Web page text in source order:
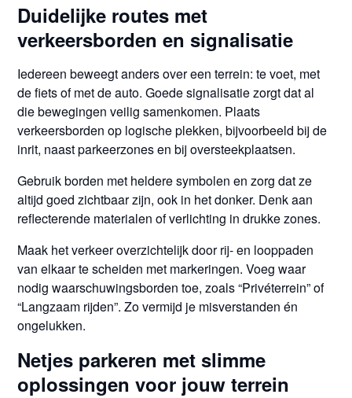
Duidelijke routes met
verkeersborden en signalisatie
Iedereen beweegt anders over een terrein: te voet, met
de fiets of met de auto. Goede signalisatie zorgt dat al
die bewegingen veilig samenkomen. Plaats
verkeersborden op logische plekken, bijvoorbeeld bij de
inrit, naast parkeerzones en bij oversteekplaatsen.
Gebruik borden met heldere symbolen en zorg dat ze
altijd goed zichtbaar zijn, ook in het donker. Denk aan
reflecterende materialen of verlichting in drukke zones.
Maak het verkeer overzichtelijk door rij- en looppaden
van elkaar te scheiden met markeringen. Voeg waar
nodig waarschuwingsborden toe, zoals “Privéterrein” of
“Langzaam rijden”. Zo vermijd je misverstanden én
ongelukken.
Netjes parkeren met slimme
oplossingen voor jouw terrein